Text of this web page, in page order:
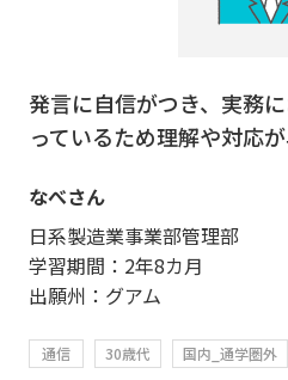
発言に自信がつき、実務
っているため理解や対応
なべさん
日系製造業事業部管理部
学習期間：2年8カ月
出願州：グアム
通信 30歳代 国内_通学圏外